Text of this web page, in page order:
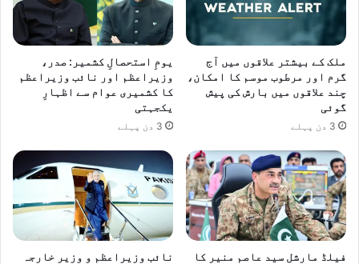
ملک کے بیشتر علاقوں میں آج
گرم اور مرطوب موسم کا امکان،
چند علاقوں میں بارش کی پیش
گوئی
3 دن پہلے
یومِ استحصالِ کشمیر: صدر،
وزیراعظم اور نائب وزیراعظم
کا کشمیری عوام سے اظہارِ
یکجہتی
3 دن پہلے
فیلڈ مارشل سید عاصم منیر کا نائب وزیراعظم و وزیر خارجہ